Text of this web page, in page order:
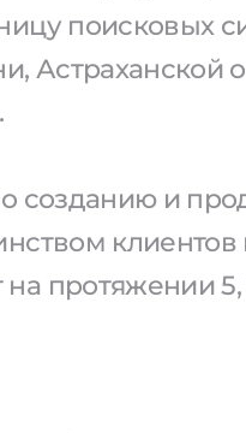
поисковых
Астраханской
созданию и
на протяжении